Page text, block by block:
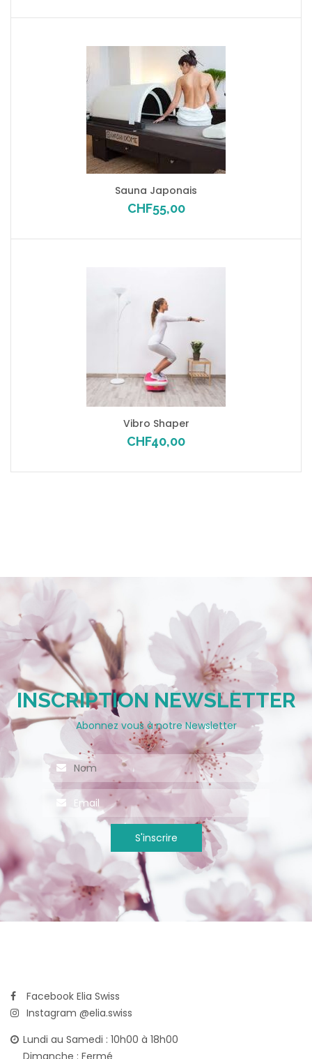
Sauna Japonais
CHF55,00
Vibro Shaper
CHF40,00
INSCRIPTION NEWSLETTER
Abonnez vous à notre Newsletter
Facebook Elia Swiss
Instagram @elia.swiss
Lundi au Samedi : 10h00 à 18h00